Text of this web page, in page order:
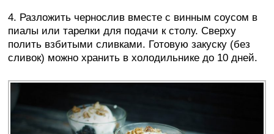
4. Разложить чернослив вместе с винным соусом в
пиалы или тарелки для подачи к столу. Сверху
полить взбитыми сливками. Готовую закуску (без
сливок) можно хранить в холодильнике до 10 дней.